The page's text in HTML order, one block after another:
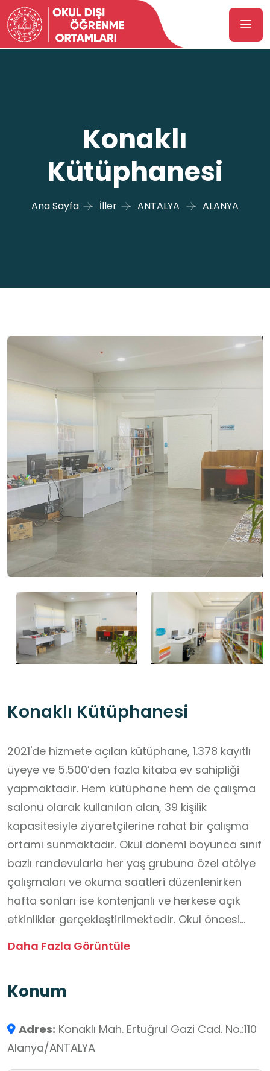
Konaklı
Kütüphanesi
Ana Sayfa İller ANTALYA ALANYA
Konaklı Kütüphanesi
2021'de hizmete açılan kütüphane, 1.378 kayıtlı
üyeye ve 5.500’den fazla kitaba ev sahipliği
yapmaktadır. Hem kütüphane hem de çalışma
salonu olarak kullanılan alan, 39 kişilik
kapasitesiyle ziyaretçilerine rahat bir çalışma
ortamı sunmaktadır. Okul dönemi boyunca sınıf
bazlı randevularla her yaş grubuna özel atölye
çalışmaları ve okuma saatleri düzenlenirken
hafta sonları ise kontenjanlı ve herkese açık
etkinlikler gerçekleştirilmektedir. Okul öncesi
dönemden yetişkinlere kadar geniş bir kitleye
kullanımına açık iki bilgisayarla donatılmıştır.
olarak hizmet vermeye devam etmektedir.
Daha Fazla Görüntüle
Konum
Adres: Konaklı Mah. Ertuğrul Gazi Cad. No.:110
Alanya/ANTALYA